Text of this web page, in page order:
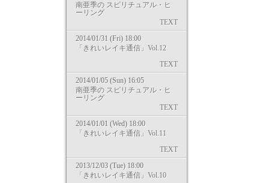
南亜季の スピリチュアル・ヒ
ーリング
TEXT
2014/01/31 (Fri) 18:00
「きれいレイキ通信」Vol.12
TEXT
2014/01/05 (Sun) 16:05
南亜季の スピリチュアル・ヒ
ーリング
TEXT
2014/01/01 (Wed) 18:00
「きれいレイキ通信」Vol.11
TEXT
2013/12/03 (Tue) 18:00
「きれいレイキ通信」Vol.10